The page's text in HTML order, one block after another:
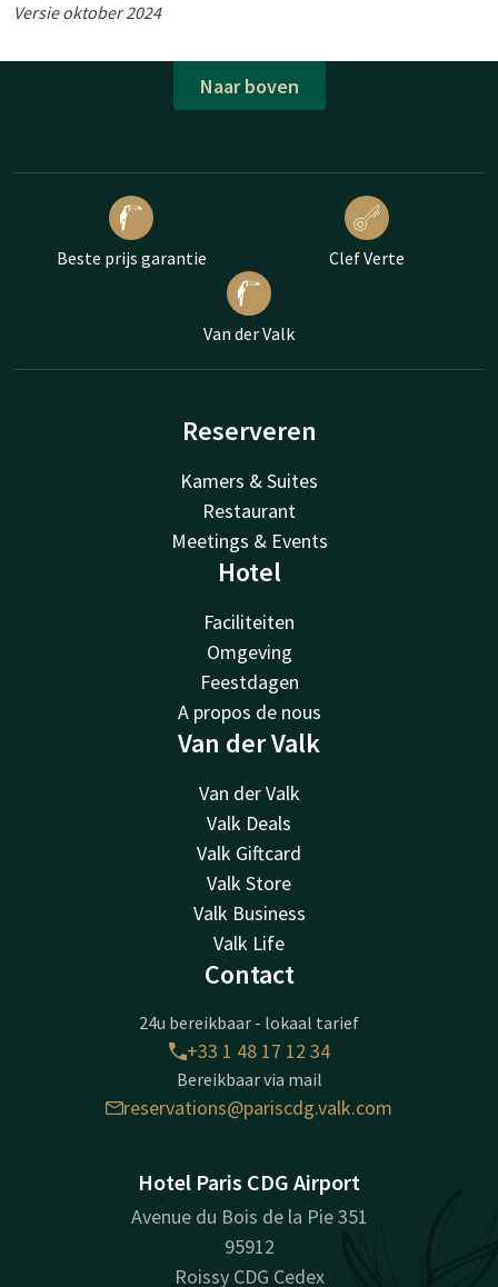
Versie oktober 2024
Naar boven
Beste prijs garantie Clef Verte
Van der Valk
Reserveren
Kamers & Suites
Restaurant
Meetings & Events
Hotel
Faciliteiten
Omgeving
Feestdagen
A propos de nous
Van der Valk
Van der Valk
Valk Deals
Valk Giftcard
Valk Store
Valk Business
Valk Life
Contact
24u bereikbaar - lokaal tarief
+33 1 48 17 12 34
Bereikbaar via mail
reservations@pariscdg.valk.com
Hotel Paris CDG Airport
Avenue du Bois de la Pie 351
95912
Roissy CDG Cedex